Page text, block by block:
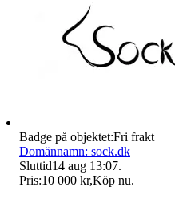
Badge på objektet:Fri frakt
Domännamn: sock.dk
Sluttid14 aug 13:07.
Pris:10 000 kr,Köp nu.